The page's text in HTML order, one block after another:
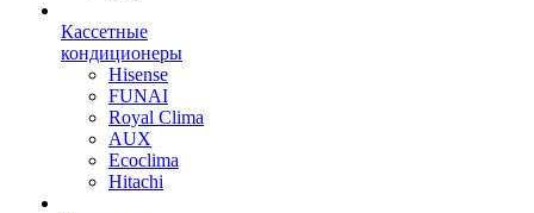
Кассетные
кондиционеры
Hisense
FUNAI
Royal Clima
AUX
Ecoclima
Hitachi